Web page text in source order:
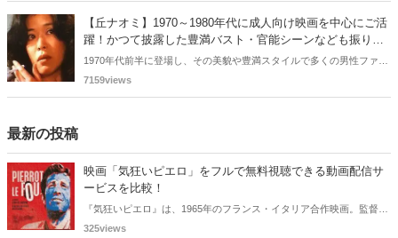
事では、そんな梓ようこさんの軌跡をエロい目線を加えて振り返って
いきたいと思います。
【丘ナオミ】1970～1980年代に成人向け映画を中心にご活
躍！かつて披露した豊満バスト・官能シーンなども振り返
る！
1970年代前半に登場し、その美貌や豊満スタイルで多くの男性ファン
を魅了した丘ナオミさん。セックスシンボルとして活躍され、かつて
7159views
最新の投稿
映画「気狂いピエロ」をフルで無料視聴できる動画配信サ
ービスを比較！
『気狂いピエロ』は、1965年のフランス・イタリア合作映画。監督は
ジャン＝リュック・ゴダール。アンナ・カリーナ、ジャン＝ポール・
325views